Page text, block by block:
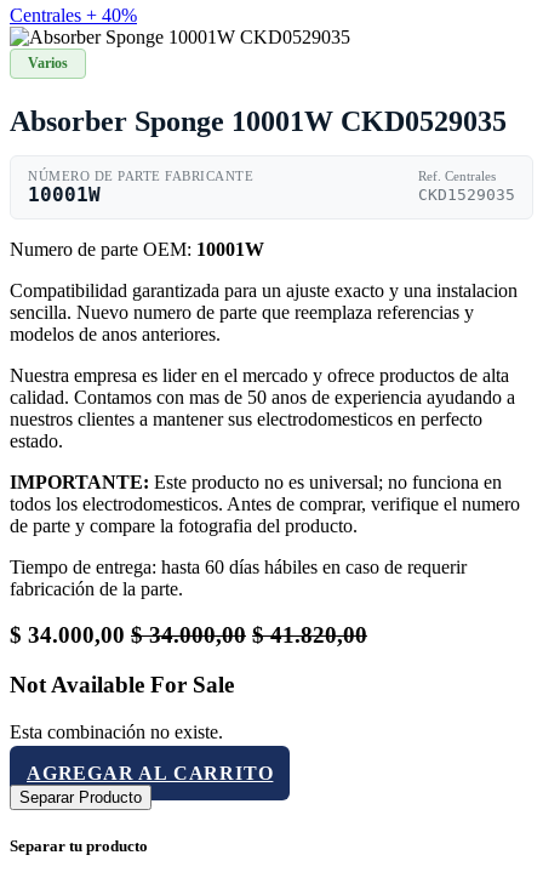
Centrales + 40%
Varios
Absorber Sponge 10001W CKD0529035
NÚMERO DE PARTE FABRICANTE
10001W
Ref. Centrales
CKD1529035
Numero de parte OEM: 10001W
Compatibilidad garantizada para un ajuste exacto y una instalacion
sencilla. Nuevo numero de parte que reemplaza referencias y
modelos de anos anteriores.
Nuestra empresa es lider en el mercado y ofrece productos de alta
calidad. Contamos con mas de 50 anos de experiencia ayudando a
nuestros clientes a mantener sus electrodomesticos en perfecto
estado.
IMPORTANTE: Este producto no es universal; no funciona en
todos los electrodomesticos. Antes de comprar, verifique el numero
de parte y compare la fotografia del producto.
Tiempo de entrega: hasta 60 días hábiles en caso de requerir
fabricación de la parte.
$ 34.000,00 $34.000,00 $41.820,00
Not Available For Sale
Esta combinación no existe.
AGREGAR AL CARRITO
Separar Producto
Separar tu producto